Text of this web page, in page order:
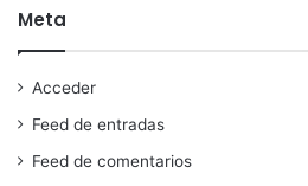
Meta
Acceder
Feed de entradas
Feed de comentarios